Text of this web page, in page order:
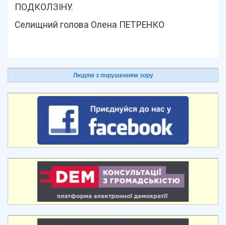
ПОДКОЛЗІНУ.
Селищний голова Олена ПЕТРЕНКО
Людям з порушенням зору